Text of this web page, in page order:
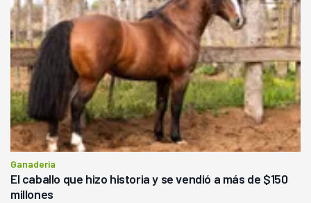
Ganadería
El caballo que hizo historia y se vendió a más de $150
millones